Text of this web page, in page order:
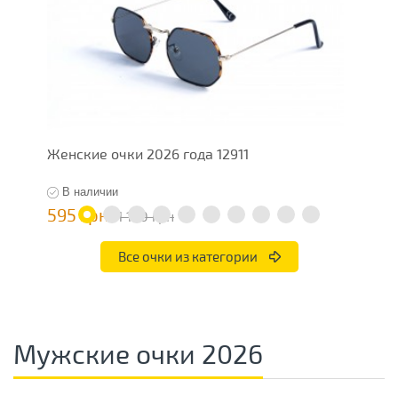
Женские очки 2026 года 12911
В наличии
595 грн 1 190 грн
Все очки из категории
Мужские очки 2026